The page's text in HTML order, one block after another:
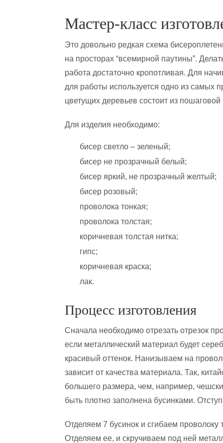
Мастер-класс
Это довольно редкая схема
на просторах “всемирной паутины”.
работа достаточно кропотливая. Для
для работы используется одно из самых
цветущих деревьев состоит из пошаговой
Для изделия необходимо:
бисер светло – зеленый;
бисер не прозрачный белый;
бисер яркий, не прозрачный желтый;
бисер розовый;
проволока тонкая;
проволока толстая;
коричневая толстая нитка;
гипс;
коричневая краска;
лак.
Процесс изготовления
Сначала необходимо отрезать отрезок
если металлический материал будет
красивый оттенок. Нанизываем на
зависит от качества материала. Так,
большего размера, чем, например,
быть плотно заполнена бусинками.
Отделяем 7 бусинок и сгибаем
Отделяем ее, и скручиваем под ней